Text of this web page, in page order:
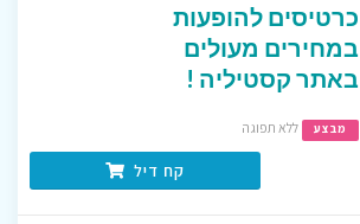
כרטיסים להופעות
במחירים מעולים
באתר קסטיליה !
מבצע ללא תפוגה
קח דיל